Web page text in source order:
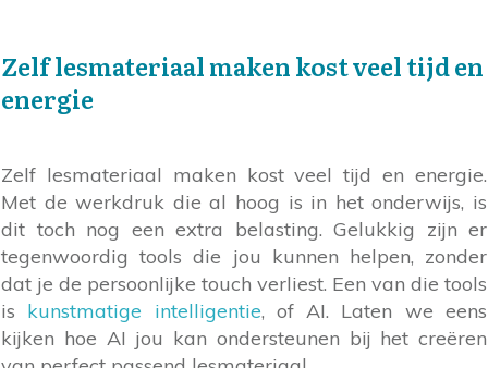
Zelf lesmateriaal maken kost veel tijd en
energie
Zelf lesmateriaal maken kost veel tijd en energie.
Met de werkdruk die al hoog is in het onderwijs, is
dit toch nog een extra belasting. Gelukkig zijn er
tegenwoordig tools die jou kunnen helpen, zonder
dat je de persoonlijke touch verliest. Een van die tools
is kunstmatige intelligentie, of AI. Laten we eens
kijken hoe AI jou kan ondersteunen bij het creëren